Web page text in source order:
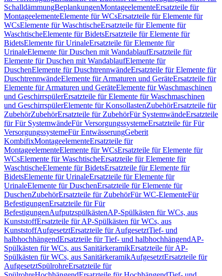
SchalldämmungBeplankungenMontageelementeErsatzteile für
MontageelementeElemente für WCsErsatzteile für Elemente für
WCsElemente für WaschtischeErsatzteile für Elemente für
WaschtischeElemente für BidetsErsatzteile für Elemente für
BidetsElemente für UrinaleErsatzteile für Elemente für
UrinaleElemente für Duschen mit WandablaufErsatzteile für
Elemente für Duschen mit WandablaufElemente für
DuschenElemente für DuschtrennwändeErsatzteile für Elemente für
DuschtrennwändeElemente für Armaturen und GeräteErsatzteile für
Elemente für Armaturen und GeräteElemente für Waschmaschinen
und GeschirrspülerErsatzteile für Elemente für Waschmaschinen
und GeschirrspülerElemente für KonsollastenZubehörErsatzteile für
ZubehörZubehörErsatzteile für ZubehörFür SystemwändeErsatzteile
für Für SystemwändeFür VersorgungssystemeErsatzteile für Für
VersorgungssystemeFür EntwässerungGeberit
KombifixMontageelementeErsatzteile für
MontageelementeElemente für WCsErsatzteile für Elemente für
WCsElemente für WaschtischeErsatzteile für Elemente für
WaschtischeElemente für BidetsErsatzteile für Elemente für
BidetsElemente für UrinaleErsatzteile für Elemente für
UrinaleElemente für DuschenErsatzteile für Elemente für
DuschenZubehörErsatzteile für ZubehörFür WC-ElementeFür
BefestigungenErsatzteile für Für
BefestigungenAufputzspülkästenAP-Spülkästen für WCs, aus
KunststoffErsatzteile für AP-Spülkästen für WCs, aus
KunststoffAufgesetztErsatzteile für AufgesetztTief- und
halbhochhängendErsatzteile für Tief- und halbhochhängendAP-
Spülkästen für WCs, aus SanitärkeramikErsatzteile für AP-
Spülkästen für WCs, aus SanitärkeramikAufgesetztErsatzteile für
AufgesetztSpülrohreErsatzteile für